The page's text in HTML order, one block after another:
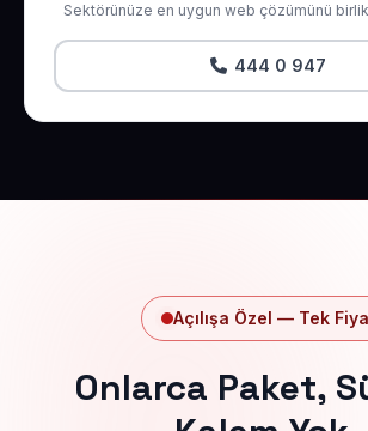
Sektörünüze en uygun web çözümünü
444 0 947
Açılışa Özel — Tek
Onlarca Paket,